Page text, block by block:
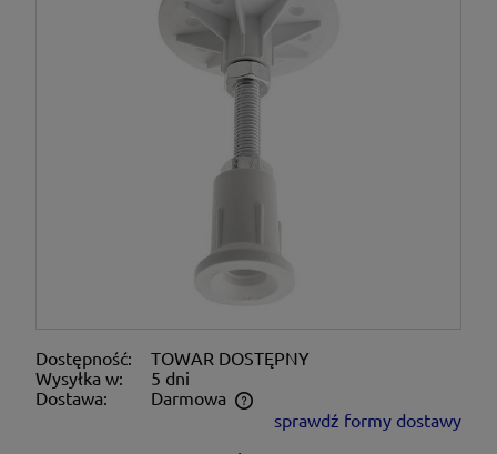
Dostępność:
TOWAR DOSTĘPNY
Wysyłka w:
5 dni
Dostawa:
Darmowa
Cena nie zawiera ewentualnych kosztów płatności
sprawdź formy dostawy